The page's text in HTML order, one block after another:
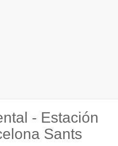
- Estación
Sants